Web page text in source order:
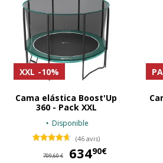
XXL -10%
Cama elástica Boost'Up
360 - Pack XXL
Disponible
(46 avis)
709,60 € 63490€